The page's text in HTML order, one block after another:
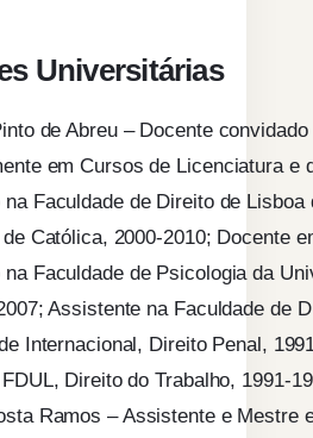
Universitárias
de Abreu – Docente convidado
em Cursos de Licenciatura e
Faculdade de Direito de Lisboa
Católica, 2000-2010; Docente
na Faculdade de Psicologia da
Assistente na Faculdade de
Internacional, Direito Penal,
Direito do Trabalho, 1991-
Ramos – Assistente e Mestre